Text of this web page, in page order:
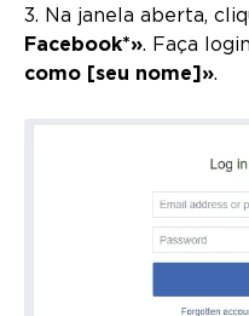
3. Na janela aberta,
Facebook*». Faça
como [seu nome]».